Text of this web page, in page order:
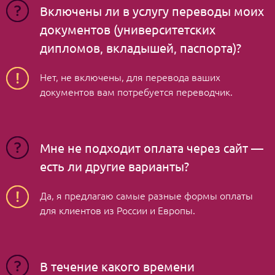
и представляют собой достаточно малую
сумму в сравнении с разочарованием от отказа
школы мечты из-за недостаточно эффективно
Включены ли в услугу переводы моих
документов (университетских
дипломов, вкладышей, паспорта)?
Нет, не включены, для перевода ваших
документов вам потребуется переводчик.
Мне не подходит оплата через сайт —
есть ли другие варианты?
Да, я предлагаю самые разные формы оплаты
для клиентов из России и Европы.
В течение какого времени